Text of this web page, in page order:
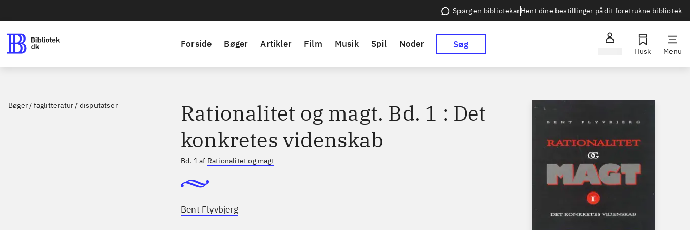
Spørg en bibliotekarHent dine bestillinger på dit foretrukne bibliotek
Forside Bøger Artikler Film Musik Spil Noder Søg
Husk Menu
Bøger / faglitteratur / disputatser
Rationalitet og magt. Bd. 1 : Det
konkretes videnskab
Bd. 1 af Rationalitet og magt
Bent Flyvbjerg